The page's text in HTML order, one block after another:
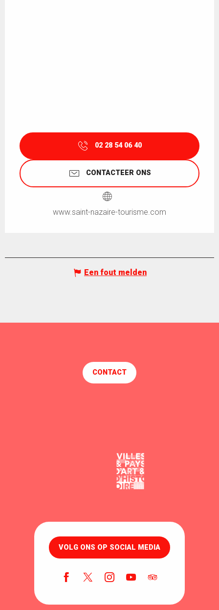
02 28 54 06 40
CONTACTEER ONS
www.saint-nazaire-tourisme.com
Een fout melden
CONTACT
VOLG ONS OP SOCIAL MEDIA